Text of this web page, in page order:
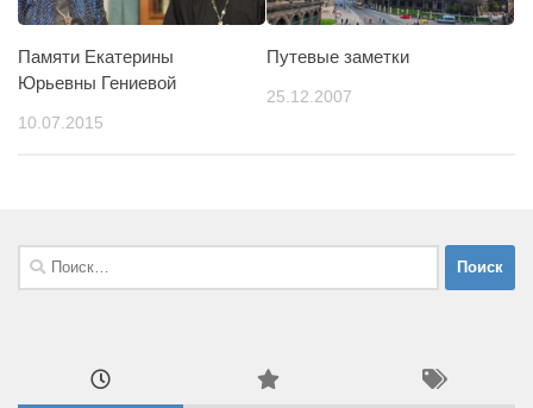
Памяти Екатерины
Юрьевны Гениевой
10.07.2015
Путевые заметки
25.12.2007
Найти: